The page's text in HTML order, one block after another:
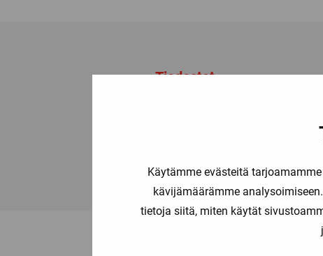
Käytämme evästeitä
kävijämäärämme
tietoja siitä, miten käytät
Tiedostot
Tälle tuotteelle ei ole